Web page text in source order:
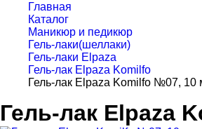
Главная
Каталог
Маникюр и педикюр
Гель-лаки(шеллаки)
Гель-лаки Elpaza
Гель-лак Elpaza Komilfo
Гель-лак Elpaza Komilfo №07, 10
Гель-лак Elpaza